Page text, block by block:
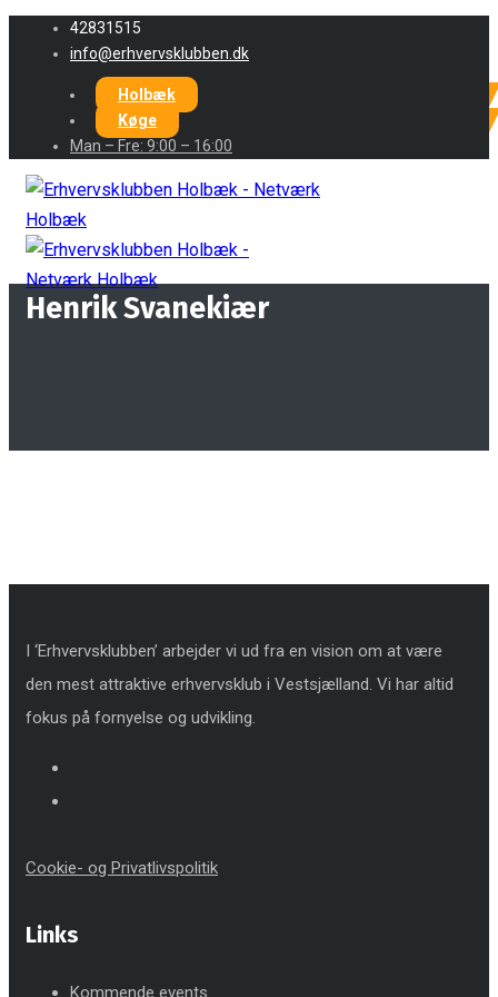
42831515
info@erhvervsklubben.dk
Holbæk
Køge
Man – Fre: 9:00 – 16:00
Henrik Svanekiær
I ‘Erhvervsklubben’ arbejder vi ud fra en vision om at være
den mest attraktive erhvervsklub i Vestsjælland. Vi har altid
fokus på fornyelse og udvikling.
Cookie- og Privatlivspolitik
Links
Kommende events